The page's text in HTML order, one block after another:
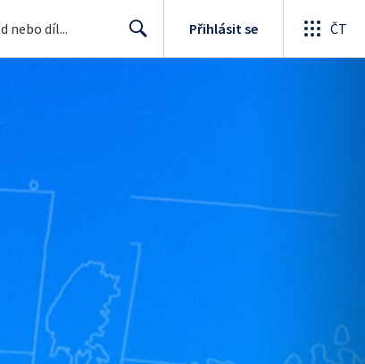
Přihlásit se ČT